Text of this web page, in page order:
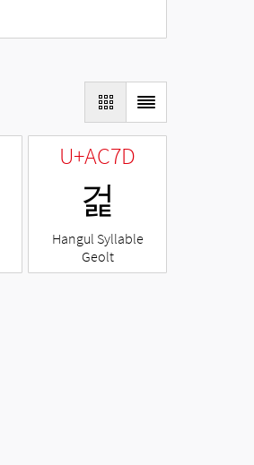
U+AC7D
걽
Hangul Syllable
Geolt